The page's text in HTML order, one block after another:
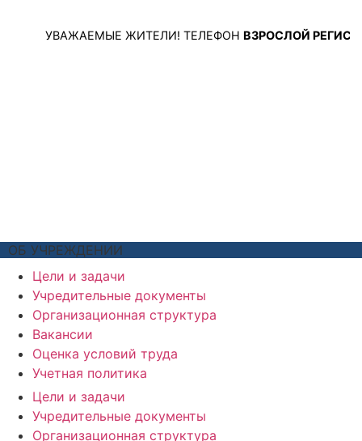
УВАЖАЕМЫЕ ЖИТЕЛИ! ТЕЛЕФОНВЗРОСЛОЙ
ОБ УЧРЕЖДЕНИИ
Цели и задачи
Учредительные документы
Организационная структура
Вакансии
Оценка условий труда
Учетная политика
Цели и задачи
Учредительные документы
Организационная структура